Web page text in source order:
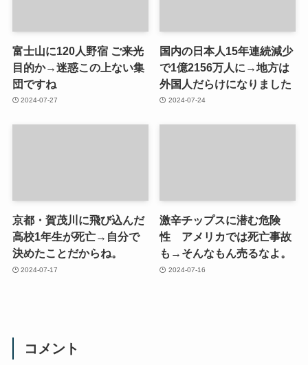
富士山に120人野宿 ご来光
目的か→迷惑この上ない集
団ですね
2024-07-27
国内の日本人15年連続減少
で1億2156万人に→地方は
外国人だらけになりました
2024-07-24
京都・賀茂川に飛び込んだ
高校1年生が死亡→自分で
決めたことだからね。
2024-07-17
激辛チップスに潜む危険
性 アメリカでは死亡事故
も→そんなもん売るなよ。
2024-07-16
コメント